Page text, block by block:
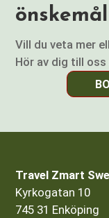
Vill du veta mer
Hör av dig till
Travel Zmart
Kyrkogatan 10
745 31 Enköping